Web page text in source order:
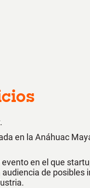
en la Anáhuac
en el que
de posibles